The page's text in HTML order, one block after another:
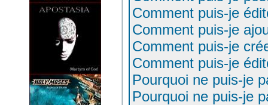
Comment puis-je
Comment puis-je
Comment puis-je
Comment puis-je
Pourquoi ne puis-je
Pourquoi ne puis-je